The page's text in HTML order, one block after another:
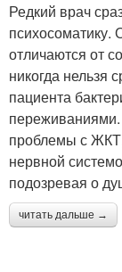
Редкий врач
отличаются от
никогда нельзя
пациента
переживаниями.
проблемы с ЖКТ,
нервной
подозревая о
читать дальше →